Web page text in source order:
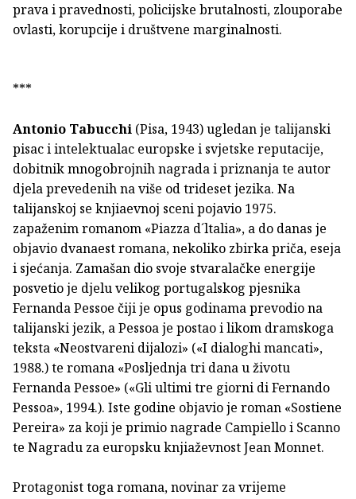
prava i pravednosti, policijske brutalnosti, zlouporabe
ovlasti, korupcije i društvene marginalnosti.
***
Antonio Tabucchi (Pisa, 1943) ugledan je talijanski
pisac i intelektualac europske i svjetske reputacije,
dobitnik mnogobrojnih nagrada i priznanja te autor
djela prevedenih na više od trideset jezika. Na
talijanskoj se knjiaevnoj sceni pojavio 1975.
zapaženim romanom «Piazza d´ltalia», a do danas je
objavio dvanaest romana, nekoliko zbirka priča, eseja
i sjećanja. Zamašan dio svoje stvaralačke energije
posvetio je djelu velikog portugalskog pjesnika
Fernanda Pessoe čiji je opus godinama prevodio na
talijanski jezik, a Pessoa je postao i likom dramskoga
teksta «Neostvareni dijalozi» («I dialoghi mancati»,
1988.) te romana «Posljednja tri dana u životu
Fernanda Pessoe» («Gli ultimi tre giorni di Fernando
Pessoa», 1994.). Iste godine objavio je roman «Sostiene
Pereira» za koji je primio nagrade Campiello i Scanno
te Nagradu za europsku knjiaževnost Jean Monnet.
Protagonist toga romana, novinar za vrijeme